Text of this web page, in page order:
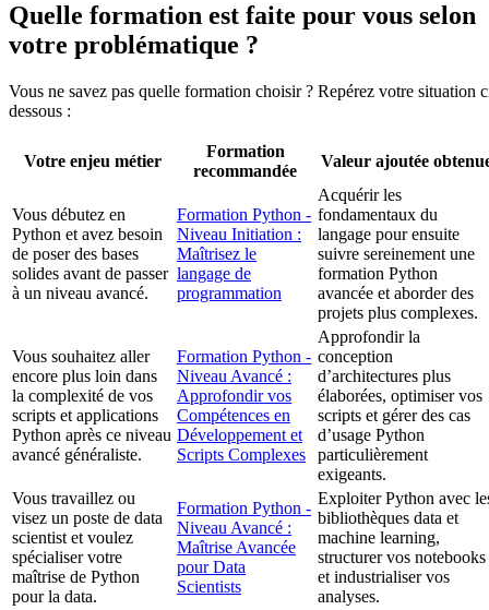
Quelle formation est faite pour vous selon
votre problématique ?
Vous ne savez pas quelle formation choisir ? Repérez votre situation
dessous :
Votre enjeu métier
Formation
recommandée
Valeur ajoutée
Vous débutez en
Python et avez besoin
de poser des bases
solides avant de passer
à un niveau avancé.
Formation Python -
Niveau Initiation :
Maîtrisez le
langage de
programmation
Acquérir les
fondamentaux du
langage pour ensuite
suivre sereinement une
formation Python
avancée et aborder des
projets plus complexes.
Vous souhaitez aller
encore plus loin dans
la complexité de vos
scripts et applications
Python après ce niveau
avancé généraliste.
Formation Python -
Niveau Avancé :
Approfondir vos
Compétences en
Développement et
Scripts Complexes
Approfondir la
conception
d’architectures plus
élaborées, optimiser vos
scripts et gérer des cas
d’usage Python
particulièrement
exigeants.
Vous travaillez ou
visez un poste de data
scientist et voulez
spécialiser votre
maîtrise de Python
pour la data.
Formation Python -
Niveau Avancé :
Maîtrise Avancée
pour Data
Scientists
Exploiter Python avec
bibliothèques data et
machine learning,
structurer vos notebooks
et industrialiser vos
analyses.